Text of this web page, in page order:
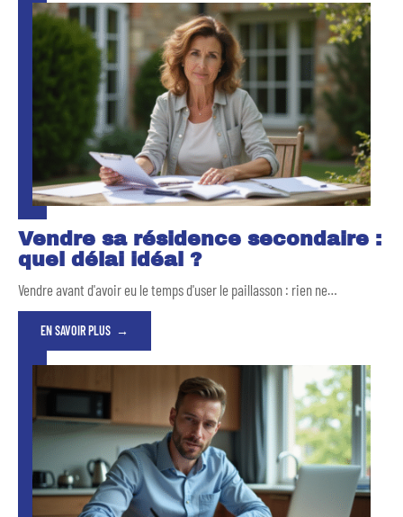
Vendre sa résidence secondaire :
quel délai idéal ?
Vendre avant d'avoir eu le temps d'user le paillasson : rien ne…
EN SAVOIR PLUS